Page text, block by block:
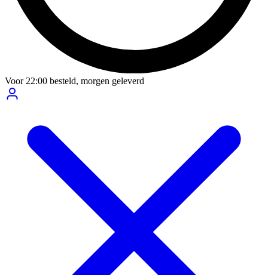
Voor22:00 besteld, morgen geleverd